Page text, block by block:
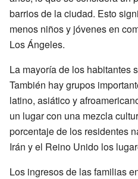
barrios de la ciudad. Esto
menos niños y jóvenes en
Los Ángeles.
La mayoría de los habitantes
También hay grupos
latino, asiático y
un lugar con una mezcla
porcentaje de los residentes
Irán y el Reino Unido los
Los ingresos de las familias